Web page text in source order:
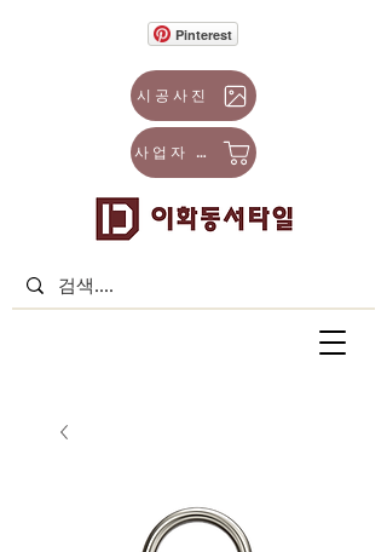
사업자 몰
시공사진
Pinterest